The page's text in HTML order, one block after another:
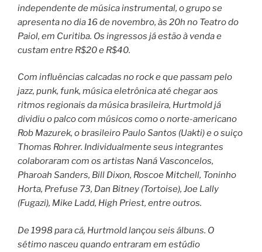
independente de música instrumental, o grupo se
apresenta no dia 16 de novembro, às 20h no Teatro do
Paiol, em Curitiba. Os ingressos já estão à venda e
custam entre R$20 e R$40.
Com influências calcadas no rock e que passam pelo
jazz, punk, funk, música eletrônica até chegar aos
ritmos regionais da música brasileira, Hurtmold já
dividiu o palco com músicos como o norte-americano
Rob Mazurek, o brasileiro Paulo Santos (Uakti) e o suiço
Thomas Rohrer. Individualmente seus integrantes
colaboraram com os artistas Naná Vasconcelos,
Pharoah Sanders, Bill Dixon, Roscoe Mitchell, Toninho
Horta, Prefuse 73, Dan Bitney (Tortoise), Joe Lally
(Fugazi), Mike Ladd, High Priest, entre outros.
De 1998 para cá, Hurtmold lançou seis álbuns. O
sétimo nasceu quando entraram em estúdio